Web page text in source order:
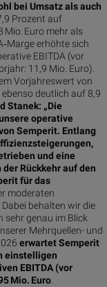
bei Umsatz als auch
Prozent auf
Mio. Euro mehr als
erhöhte sich
EBITDA (vor
11,9 Mio. Euro).
Vorjahreswert von
deutlich auf 8,9
Stanek: „Die
operative
Semperit. Entlang
und eine
Rückkehr auf den
für das
moderaten
behalten wir die
sehr genau im Blick
Mehrquellen- und
erwartet Semperit
einstelligen
EBITDA (vor
Mio. Euro